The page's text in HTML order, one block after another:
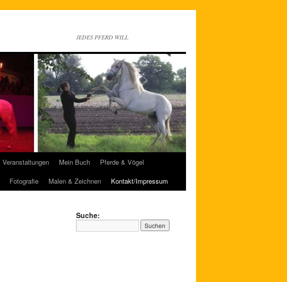
JEDES PFERD WILL
Veranstaltungen Mein Buch
Pferde & Vögel
Fotografie Malen & Zeichnen Kontakt/Impressum
Suche: